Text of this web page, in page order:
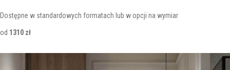
Dostępne w standardowych formatach lub w opcji na wymiar
od 1310 zł